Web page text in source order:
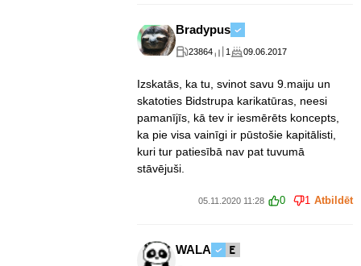
Bradypus
23864 1 09.06.2017
Izskatās, ka tu, svinot savu 9.maiju un
skatoties Bidstrupa karikatūras, neesi
pamanījīs, kā tev ir iesmērēts koncepts,
ka pie visa vainīgi ir pūstošie kapitālisti,
kuri tur patiesībā nav pat tuvumā
stāvējuši.
05.11.2020 11:28 0 1 Atbildēt
WALA